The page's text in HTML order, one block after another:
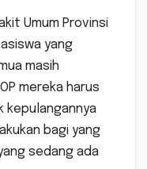
Umum Provinsi
yang
masih
mereka harus
kepulangannya
bagi yang
sedang ada